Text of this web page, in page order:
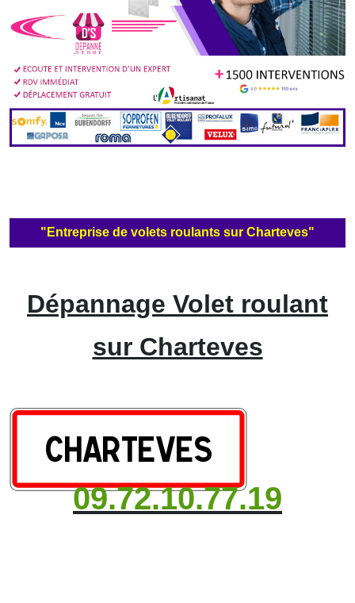
"Entreprise de volets roulants sur Charteves"
Dépannage Volet roulant
sur Charteves
09.72.10.77.19